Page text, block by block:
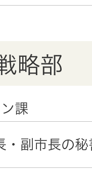
略部
課
・副市長の秘